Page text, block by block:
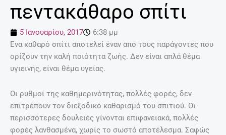
πεντακάθαρο σπίτι
5 Ιανουαρίου, 2017
6:38 μμ
Ενα καθαρό σπίτι αποτελεί έναν από τους παράγοντες που
ορίζουν την καλή ποιότητα ζωής. Δεν είναι απλά θέμα
υγιεινής, είναι θέμα υγείας.
Oι ρυθμοί της καθημερινότητας, πολλές φορές, δεν
επιτρέπουν τον διεξοδικό καθαρισμό του σπιτιού. Οι
περισσότερες δουλειές γίνονται επιφανειακά, πολλές
φορές λανθασμένα, χωρίς το σωστό αποτέλεσμα. Σαφώς